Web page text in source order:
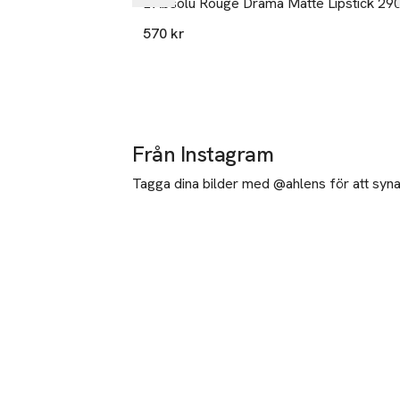
570 kr
Från Instagram
Tagga dina bilder med @ahlens för att